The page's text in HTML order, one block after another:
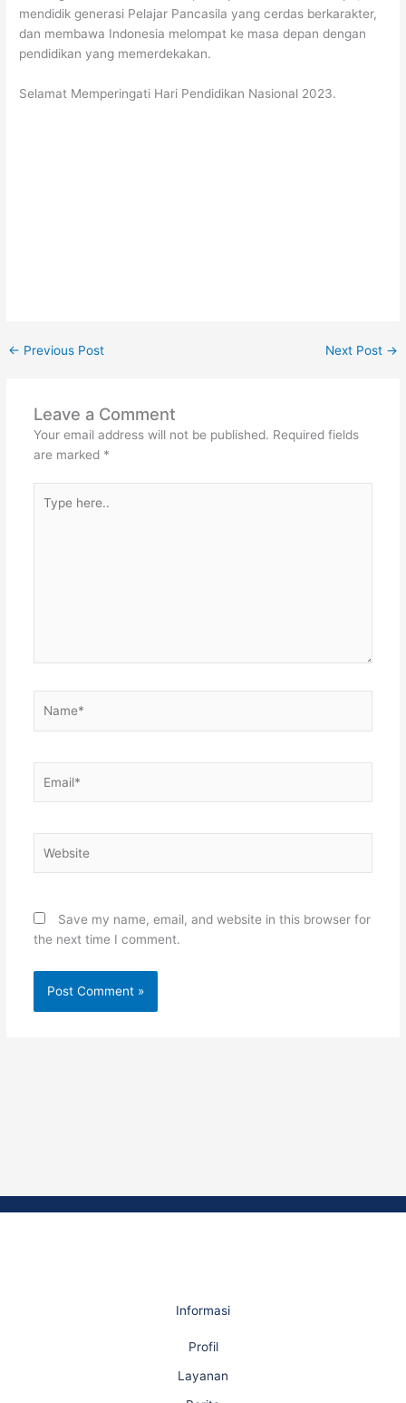
mendidik generasi Pelajar Pancasila yang cerdas berkarakter,
dan membawa Indonesia melompat ke masa depan dengan
pendidikan yang memerdekakan.
Selamat Memperingati Hari Pendidikan Nasional 2023.
← Previous Post Next Post →
Leave a Comment
Your email address will not be published. Required fields
are marked *
here..
Save my name, email, and website in this browser for
the next time I comment.
Informasi
Profil
Layanan